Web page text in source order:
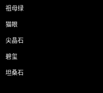
祖母绿
猫眼
尖晶石
碧玺
坦桑石